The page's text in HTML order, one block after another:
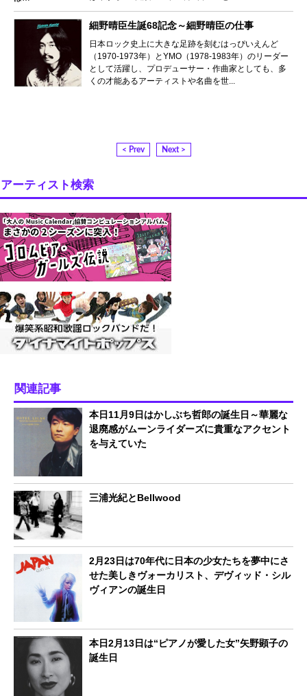
細野晴臣生誕68記念～細野晴臣の仕事
日本ロック史上に大きな足跡を刻むはっぴいえんど
（1970-1973年）とYMO（1978-1983年）のリーダー
として活躍し、プロデューサー・作曲家としても、多
くの才能あるアーティストや名曲を世...
< Prev Next >
アーティスト検索
関連記事
本日11月9日はかしぶち哲郎の誕生日～華麗な
退廃感がムーンライダーズに貴重なアクセント
を与えていた
三浦光紀とBellwood
2月23日は70年代に日本の少女たちを夢中にさ
せた美しきヴォーカリスト、デヴィッド・シル
ヴィアンの誕生日
本日2月13日は“ピアノが愛した女”矢野顕子の
誕生日